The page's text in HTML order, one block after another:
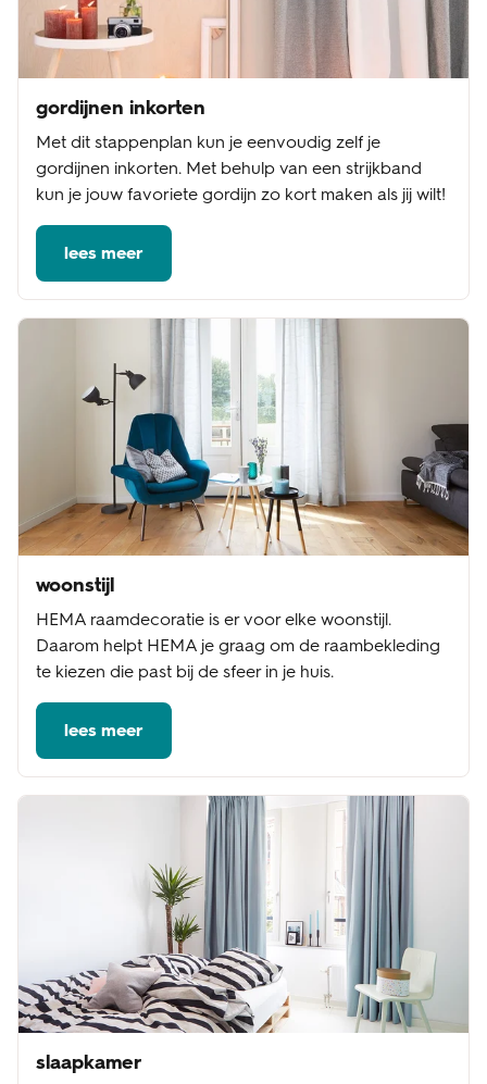
gordijnen inkorten
Met dit stappenplan kun je eenvoudig zelf je
gordijnen inkorten. Met behulp van een strijkband
kun je jouw favoriete gordijn zo kort maken als jij wilt!
lees meer
woonstijl
HEMA raamdecoratie is er voor elke woonstijl.
Daarom helpt HEMA je graag om de raambekleding
te kiezen die past bij de sfeer in je huis.
lees meer
slaapkamer